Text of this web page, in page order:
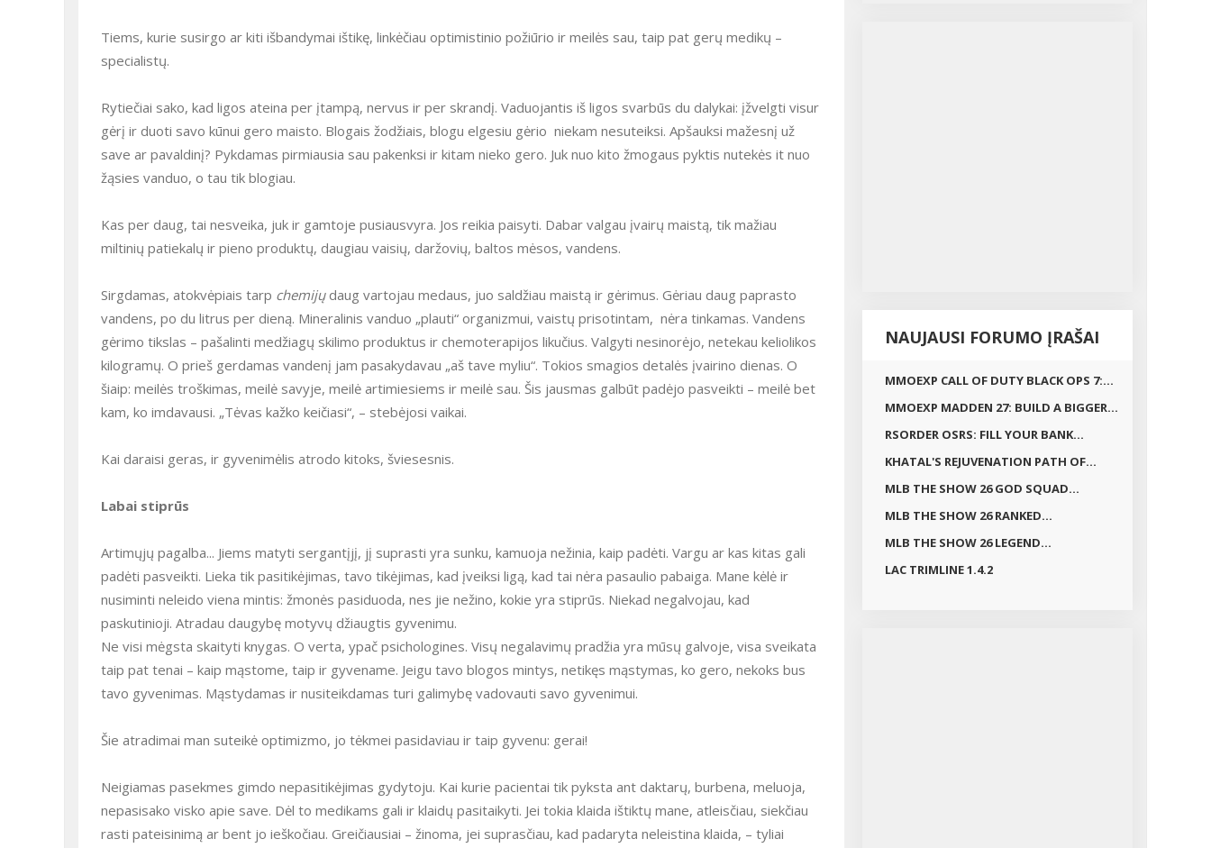
Tiems, kurie susirgo ar kiti išbandymai ištikę, linkėčiau optimistinio požiūrio ir meilės sau, taip pat gerų medikų –
specialistų.
Rytiečiai sako, kad ligos ateina per įtampą, nervus ir per skrandį. Vaduojantis iš ligos svarbūs du dalykai: įžvelgti visur
gėrį ir duoti savo kūnui gero maisto. Blogais žodžiais, blogu elgesiu gėrio niekam nesuteiksi. Apšauksi mažesnį už
save ar pavaldinį? Pykdamas pirmiausia sau pakenksi ir kitam nieko gero. Juk nuo kito žmogaus pyktis nutekės it nuo
žąsies vanduo, o tau tik blogiau.
Kas per daug, tai nesveika, juk ir gamtoje pusiausvyra. Jos reikia paisyti. Dabar valgau įvairų maistą, tik mažiau
miltinių patiekalų ir pieno produktų, daugiau vaisių, daržovių, baltos mėsos, vandens.
Sirgdamas, atokvėpiais tarp chemijųdaug vartojau medaus, juo saldžiau maistą ir gėrimus. Gėriau daug paprasto
vandens, po du litrus per dieną. Mineralinis vanduo „plauti“ organizmui, vaistų prisotintam, nėra tinkamas. Vandens
gėrimo tikslas – pašalinti medžiagų skilimo produktus ir chemoterapijos likučius. Valgyti nesinorėjo, netekau keliolikos
kilogramų. O prieš gerdamas vandenį jam pasakydavau „aš tave myliu“. Tokios smagios detalės įvairino dienas. O
šiaip: meilės troškimas, meilė savyje, meilė artimiesiems ir meilė sau. Šis jausmas galbūt padėjo pasveikti – meilė bet
kam, ko imdavausi. „Tėvas kažko keičiasi“, – stebėjosi vaikai.
Kai daraisi geras, ir gyvenimėlis atrodo kitoks, šviesesnis.
Labai stiprūs
Artimųjų pagalba... Jiems matyti sergantįjį, jį suprasti yra sunku, kamuoja nežinia, kaip padėti. Vargu ar kas kitas gali
padėti pasveikti. Lieka tik pasitikėjimas, tavo tikėjimas, kad įveiksi ligą, kad tai nėra pasaulio pabaiga. Mane kėlė ir
nusiminti neleido viena mintis: žmonės pasiduoda, nes jie nežino, kokie yra stiprūs. Niekad negalvojau, kad
paskutinioji. Atradau daugybę motyvų džiaugtis gyvenimu.
Ne visi mėgsta skaityti knygas. O verta, ypač psichologines. Visų negalavimų pradžia yra mūsų galvoje, visa sveikata
taip pat tenai – kaip mąstome, taip ir gyvename. Jeigu tavo blogos mintys, netikęs mąstymas, ko gero, nekoks bus
tavo gyvenimas. Mąstydamas ir nusiteikdamas turi galimybę vadovauti savo gyvenimui.
Šie atradimai man suteikė optimizmo, jo tėkmei pasidaviau ir taip gyvenu: gerai!
Neigiamas pasekmes gimdo nepasitikėjimas gydytoju. Kai kurie pacientai tik pyksta ant daktarų, burbena, meluoja,
nepasisako visko apie save. Dėl to medikams gali ir klaidų pasitaikyti. Jei tokia klaida ištiktų mane, atleisčiau, siekčiau
rasti pateisinimą ar bent jo ieškočiau. Greičiausiai – žinoma, jei suprasčiau, kad padaryta neleistina klaida, – tyliai
NAUJAUSI FORUMO ĮRAŠAI
MMOEXP CALL OF DUTY BLACK OPS 7:...
MMOEXP MADDEN 27: BUILD A BIGGER...
RSORDER OSRS: FILL YOUR BANK...
KHATAL'S REJUVENATION PATH OF...
MLB THE SHOW 26 GOD SQUAD...
MLB THE SHOW 26 RANKED...
MLB THE SHOW 26 LEGEND...
LAC TRIMLINE 1.4.2